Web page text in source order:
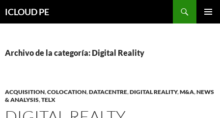
hacia
ICLOUD PE
Archivo de la categoría: Digital Reality
ACQUISITION,COLOCATION,DATACENTRE,DIGITAL REALITY,M&A,NEWS
& ANALYSIS,TELX